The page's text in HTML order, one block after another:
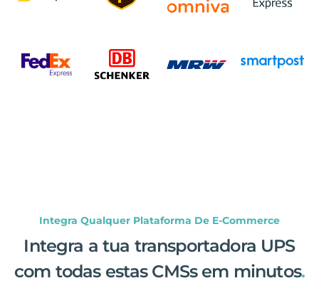
Integra Qualquer Plataforma De E-Commerce
Integra a tua transportadora UPS
com todas estas CMSs em minutos.